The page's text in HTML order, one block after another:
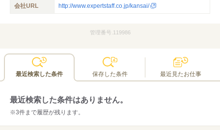
会社URL http://www.expertstaff.co.jp/kansai/
管理番号.119986
最近検索した条件 保存した条件 最近見たお仕事
最近検索した条件はありません。
※3件まで履歴が残ります。